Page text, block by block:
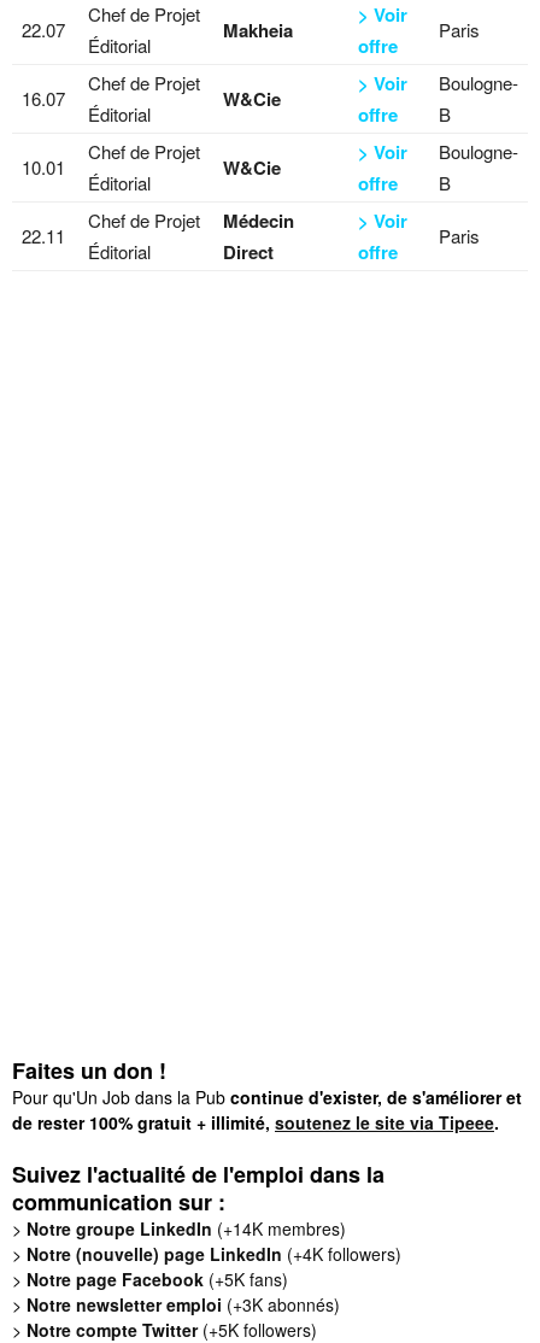
22.07
Chef de Projet
Éditorial
Makheia
> Voir
offre
Paris
16.07
Chef de Projet
Éditorial
W&Cie
> Voir
offre
Boulogne-
B
10.01
Chef de Projet
Éditorial
W&Cie
> Voir
offre
Boulogne-
B
22.11
Chef de Projet
Éditorial
Médecin
Direct
> Voir
offre
Paris
Faites un don !
Pour qu'Un Job dans la Pub continue d'exister, de s'améliorer et
de rester 100% gratuit + illimité, soutenez le site via Tipeee.
Suivez l'actualité de l'emploi dans la
communication sur :
> Notre groupe LinkedIn (+14K membres)
> Notre (nouvelle) page LinkedIn (+4K followers)
> Notre page Facebook (+5K fans)
> Notre newsletter emploi (+3K abonnés)
> Notre compte Twitter(+5K followers)